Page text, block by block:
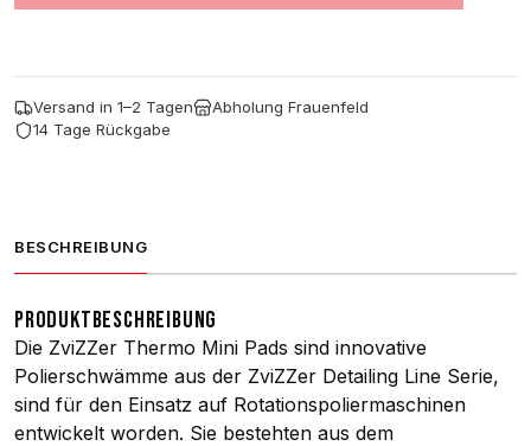
Menge
Versand in 1–2 Tagen
Abholung Frauenfeld
14 Tage Rückgabe
BESCHREIBUNG
PRODUKTBESCHREIBUNG
Die ZviZZer Thermo Mini Pads sind innovative
Polierschwämme aus der ZviZZer Detailing Line Serie,
sind für den Einsatz auf Rotationspoliermaschinen
entwickelt worden. Sie bestehten aus dem